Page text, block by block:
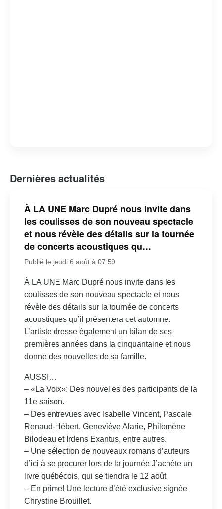
Dernières actualités
À LA UNE Marc Dupré nous invite dans
les coulisses de son nouveau spectacle
et nous révèle des détails sur la tournée
de concerts acoustiques qu…
Publié le jeudi 6 août à 07:59
À LA UNE Marc Dupré nous invite dans les
coulisses de son nouveau spectacle et nous
révèle des détails sur la tournée de concerts
acoustiques qu’il présentera cet automne.
L’artiste dresse également un bilan de ses
premières années dans la cinquantaine et nous
donne des nouvelles de sa famille.
AUSSI…
– «La Voix»: Des nouvelles des participants de la
11e saison.
– Des entrevues avec Isabelle Vincent, Pascale
Renaud-Hébert, Geneviève Alarie, Philomène
Bilodeau et Irdens Exantus, entre autres.
– Une sélection de nouveaux romans d’auteurs
d’ici à se procurer lors de la journée J’achète un
livre québécois, qui se tiendra le 12 août.
– En prime! Une lecture d’été exclusive signée
Chrystine Brouillet.